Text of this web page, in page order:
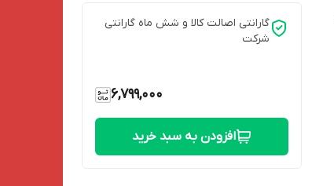
گارانتی اصالت کالا و شش ماه گارانتی
شرکت
6,799,000
افزودن به سبد خرید